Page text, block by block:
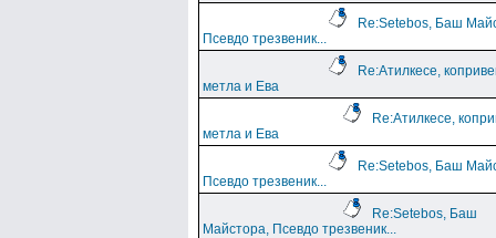
Re:Setebos, Баш
Псевдо трезвеник...
Re:Атилкесе,
метла и Ева
Re:Атилкесе,
метла и Ева
Re:Setebos, Баш
Псевдо трезвеник...
Re:Setebos, Баш
Майстора, Псевдо трезвеник...